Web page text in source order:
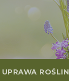
UPRAWA ROŚLIN